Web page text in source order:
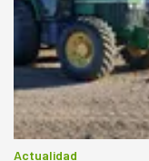
Actualidad